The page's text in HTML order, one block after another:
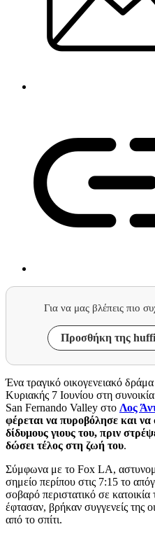
Για να μας βλέπεις πιο
Προσθήκη της
Ένα τραγικό οικογενειακό
Κυριακής 7 Ιουνίου στη
San Fernando Valley στο Λος
φέρεται να πυροβόλησε και
δίδυμους γιους του, πριν
δώσει τέλος στη ζωή του.
Σύμφωνα με το Fox LA,
σημείο περίπου στις 7:15 το
σοβαρό περιστατικό σε
έφτασαν, βρήκαν συγγενείς της
από το σπίτι.